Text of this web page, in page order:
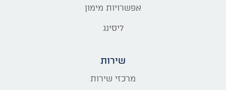
אפשרויות מימון
ליסינג
שירות
מרכזי שירות